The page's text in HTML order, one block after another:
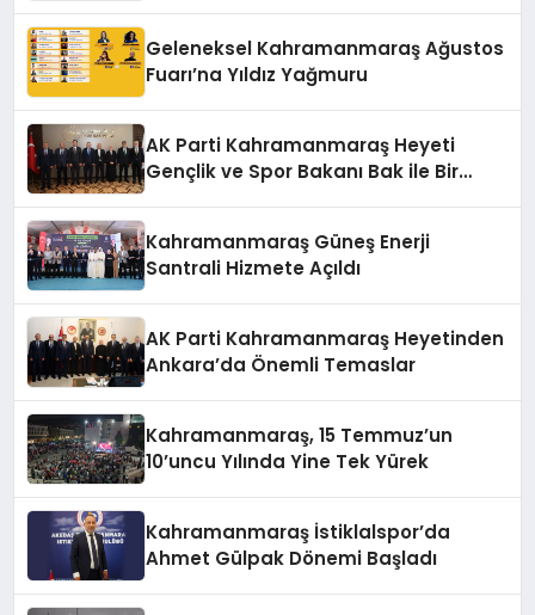
Geleneksel Kahramanmaraş Ağustos
Fuarı’na Yıldız Yağmuru
AK Parti Kahramanmaraş Heyeti
Gençlik ve Spor Bakanı Bak ile Bir
Kahramanmaraş Güneş Enerji
Santrali Hizmete Açıldı
AK Parti Kahramanmaraş Heyetinden
Ankara’da Önemli Temaslar
Kahramanmaraş, 15 Temmuz’un
10’uncu Yılında Yine Tek Yürek
Kahramanmaraş İstiklalspor’da
Ahmet Gülpak Dönemi Başladı